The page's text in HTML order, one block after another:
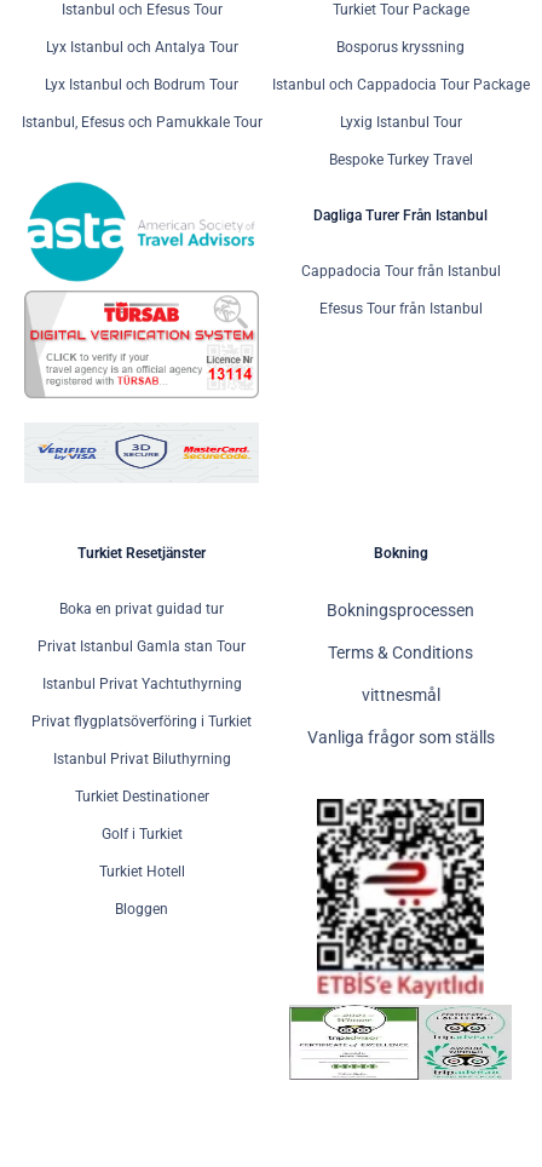
Istanbul och Efesus Tour
Lyx Istanbul och Antalya Tour
Lyx Istanbul och Bodrum Tour
Istanbul, Efesus och Pamukkale Tour
Turkiet Tour Package
Bosporus kryssning
Istanbul och Cappadocia Tour Package
Lyxig Istanbul Tour
Bespoke Turkey Travel
Dagliga Turer Från Istanbul
Cappadocia Tour från Istanbul
Efesus Tour från Istanbul
Turkiet Resetjänster
Boka en privat guidad tur
Privat Istanbul Gamla stan Tour
Istanbul Privat Yachtuthyrning
Privat flygplatsöverföring i Turkiet
Istanbul Privat Biluthyrning
Turkiet Destinationer
Golf i Turkiet
Turkiet Hotell
Bloggen
Bokning
Bokningsprocessen
Terms & Conditions
vittnesmål
Vanliga frågor som ställs